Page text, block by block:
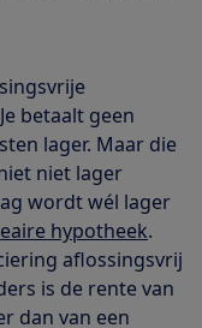
betaalt geen
lager. Maar die
niet lager
wordt wél lager
hypotheek.
aflossingsvrij
is de rente van
dan van een